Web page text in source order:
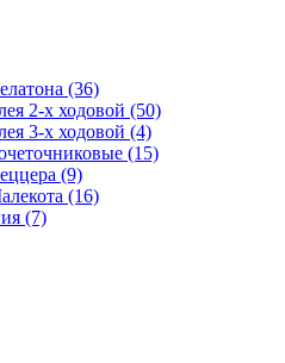
(36)
2-х ходовой (50)
3-х ходовой (4)
(15)
(9)
(16)
(7)